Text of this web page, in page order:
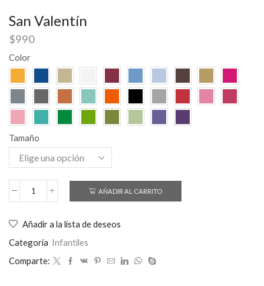
San Valentín
$990
Color
Tamaño
AÑADIR AL CARRITO
Añadir a la lista de deseos
Categoría Infantiles
Comparte: